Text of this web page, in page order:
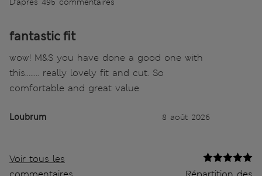
fantastic fit
wow! M&S you have done a good one with
this........ really lovely fit and cut. So
comfortable and great value
Loubrum 8 août 2026
Voir tous les